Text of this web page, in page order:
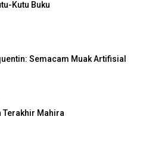
Kutu Buku
Semacam Muak Artifisial
Terakhir Mahira